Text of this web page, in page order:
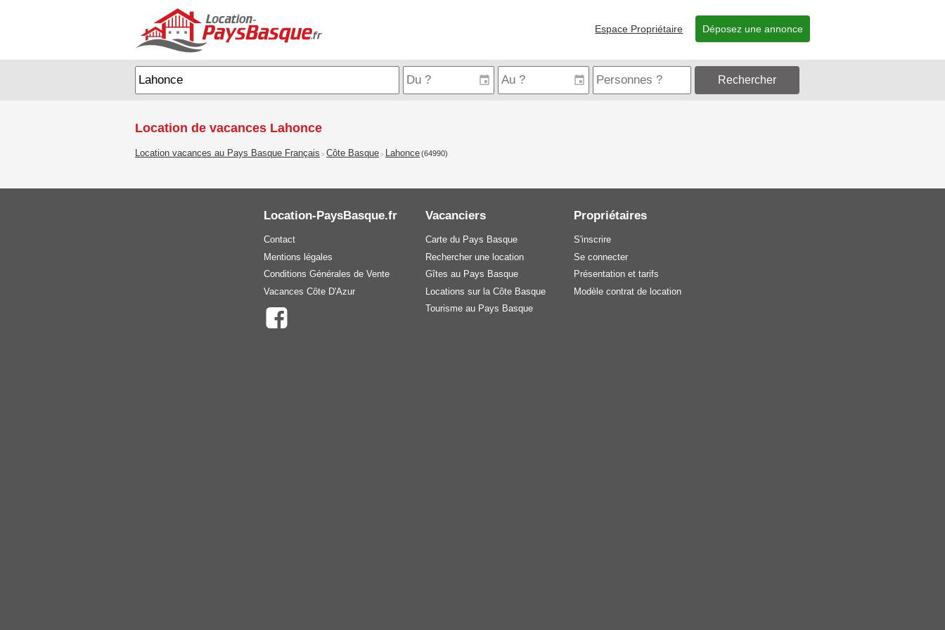
Espace Propriétaire Déposez une annonce
Rechercher
Location de vacances Lahonce
Location vacances au Pays Basque Français > Côte Basque > Lahonce(64990)
Location-PaysBasque.fr
Contact
Mentions légales
Conditions Générales de Vente
Vacances Côte D'Azur
Vacanciers
Carte du Pays Basque
Rechercher une location
Gîtes au Pays Basque
Locations sur la Côte Basque
Tourisme au Pays Basque
Propriétaires
S'inscrire
Se connecter
Présentation et tarifs
Modèle contrat de location